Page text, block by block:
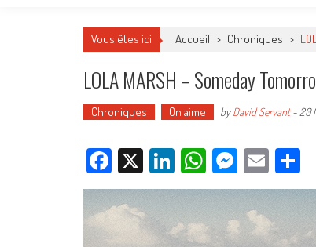
Vous êtes ici Accueil > Chroniques >
LOLA MARSH – Someday
Chroniques On aime byDavid Servant- 20
Facebook
X LinkedIn
WhatsApp
Email